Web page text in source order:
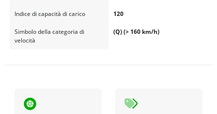
Indice di capacità di carico 120
Simbolo della categoria di
velocità
(Q) (> 160 km/h)